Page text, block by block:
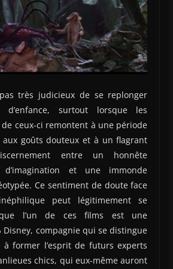
très judicieux de se replonger
surtout lorsque les
ceux-ci remontent à une période
goûts douteux et à un flagrant
entre un honnête
et une immonde
Ce sentiment de doute face
peut légitimement se
l’un de ces films est une
Disney, compagnie qui se distingue
former l’esprit de futurs experts
chics, qui eux-même auront